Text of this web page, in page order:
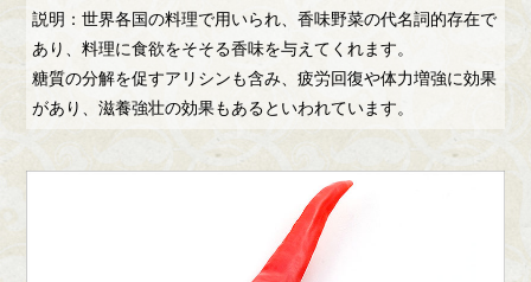
説明：世界各国の料理で用いられ、香味野菜の代名詞的存在で
あり、料理に食欲をそそる香味を与えてくれます。
糖質の分解を促すアリシンも含み、疲労回復や体力増強に効果
があり、滋養強壮の効果もあるといわれています。